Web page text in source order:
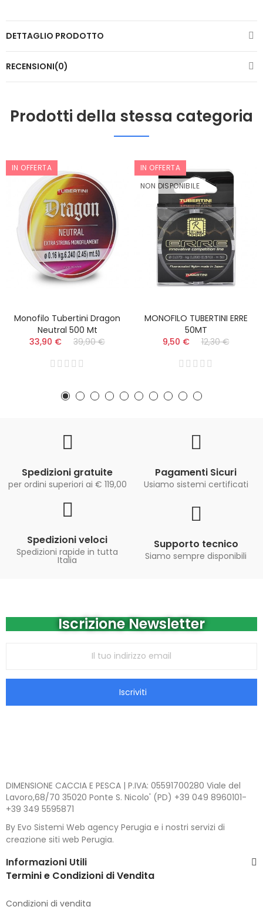
DETTAGLIO PRODOTTO
RECENSIONI(0)
Prodotti della stessa categoria
IN OFFERTA
Monofilo Tubertini Dragon
Neutral 500 Mt
33,90 €
39,90 €
IN OFFERTA
NON DISPONIBILE
MONOFILO TUBERTINI ERRE
50MT
9,50 €
12,30 €
Spedizioni gratuite
per ordini superiori ai € 119,00
Pagamenti Sicuri
Usiamo sistemi certificati
Spedizioni veloci
Spedizioni rapide in tutta
Italia
Supporto tecnico
Siamo sempre disponibili
Iscrizione Newsletter
Iscriviti
DIMENSIONE CACCIA E PESCA | P.IVA: 05591700280 Viale del
Lavoro,68/70 35020 Ponte S. Nicolo' (PD) +39 049 8960101-
+39 349 5595871
By Evo Sistemi Web agency Perugia e i nostri servizi di
creazione siti web Perugia.
Informazioni Utili
Termini e Condizioni di Vendita
Condizioni di vendita